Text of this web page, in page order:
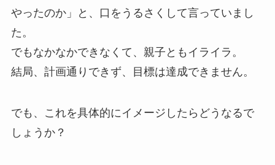
やったのか」と、口をうるさくして言っていまし
た。
でもなかなかできなくて、親子ともイライラ。
結局、計画通りできず、目標は達成できません。
でも、これを具体的にイメージしたらどうなるで
しょうか？